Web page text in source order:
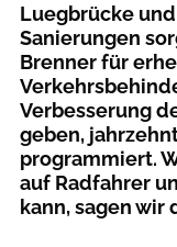
Luegbrücke
Sanierungen
Brenner für
Verbesserung
geben,
programmiert.
auf Radfahrer
kann, sagen wir